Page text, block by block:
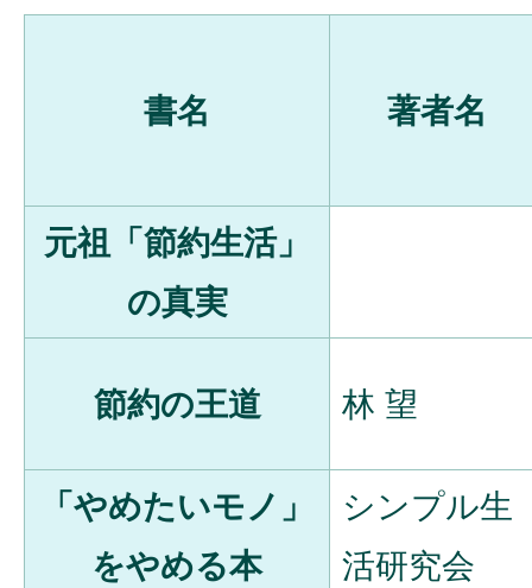
書名 著者名
元祖「節約生活」
の真実
節約の王道 林 望
「やめたいモノ」
をやめる本
シンプル生
活研究会